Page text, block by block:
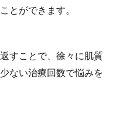
とができます。
すことで、徐々に肌質
ない治療回数で悩みを